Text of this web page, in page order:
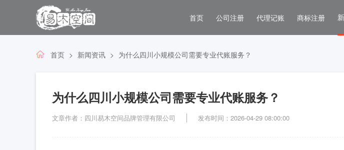
首页 公司注册 代理记账 商标注册
首页 新闻资讯 为什么四川小规模公司需要专业代账服务？
为什么四川小规模公司需要专业代账服务？
文章作者：四川易木空间品牌管理有限公司 发布时间：2026-04-29 08:00:00